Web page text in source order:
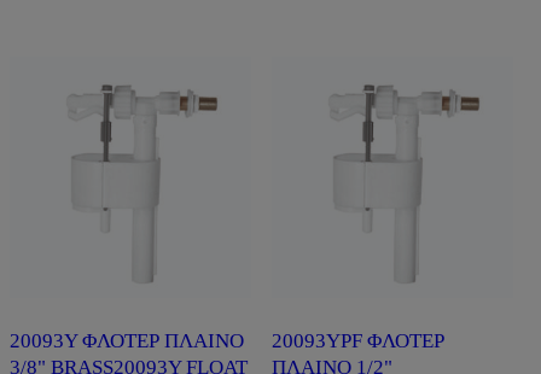
20093Υ ΦΛΟΤΕΡ ΠΛΑΙΝΟ
3/8" BRASS20093Υ FLOAT
20093ΥPF ΦΛΟΤΕΡ
ΠΛΑΙΝΟ 1/2"